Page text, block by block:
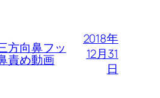
方向鼻フッ
責め動画
2018年
12月31
日